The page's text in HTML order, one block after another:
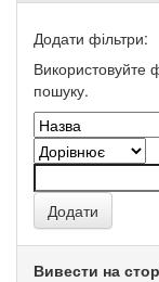
Додати фільтри:
Використовуйте
пошуку.
Вивести на